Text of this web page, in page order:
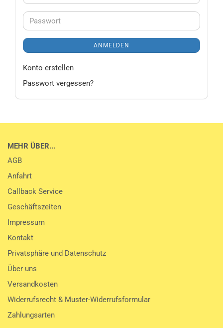
Mail-
Passwort
ANMELDEN
Konto erstellen
Passwort vergessen?
MEHR ÜBER...
AGB
Anfahrt
Callback Service
Geschäftszeiten
Impressum
Kontakt
Privatsphäre und Datenschutz
Über uns
Versandkosten
Widerrufsrecht & Muster-Widerrufsformular
Zahlungsarten